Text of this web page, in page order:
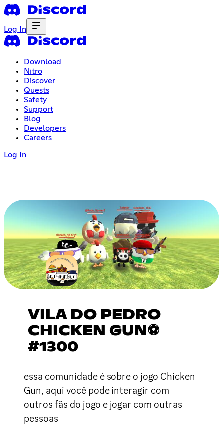
Log In
Download
Nitro
Discover
Quests
Safety
Support
Blog
Developers
Careers
Log In
VILA DO PEDRO
CHICKEN GUN⚽
#1300
essa comunidade é sobre o jogo Chicken
Gun, aqui você pode interagir com
outros fãs do jogo e jogar com outras
pessoas